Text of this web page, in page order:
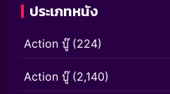
ประเภทหนัง
Action บู๊(224)
Action บู๊(2,140)